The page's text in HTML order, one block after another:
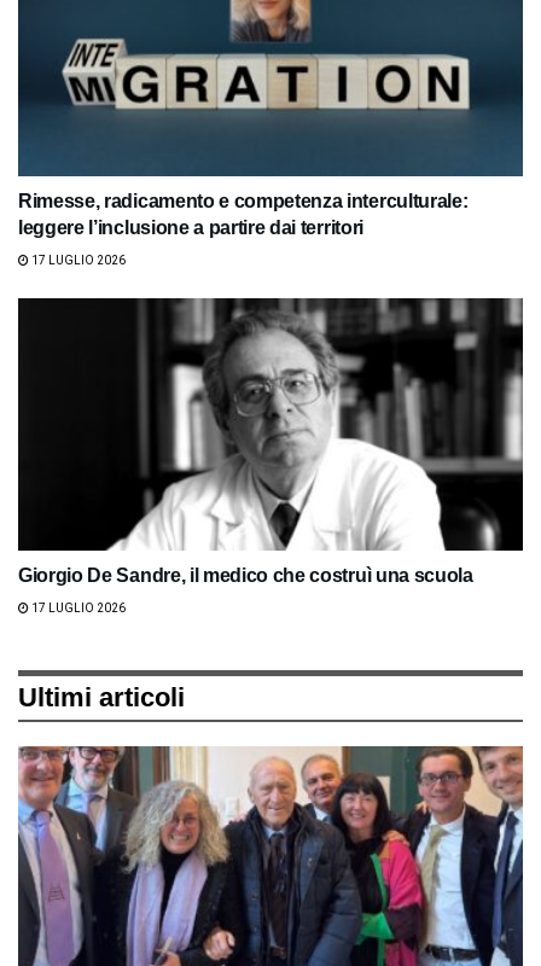
Rimesse, radicamento e competenza interculturale:
leggere l’inclusione a partire dai territori
17 LUGLIO 2026
Giorgio De Sandre, il medico che costruì una scuola
17 LUGLIO 2026
Ultimi articoli